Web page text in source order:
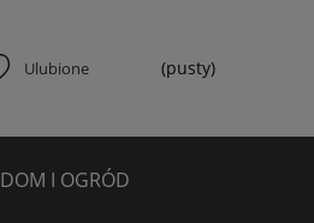
(pusty)
DOM I OGRÓD